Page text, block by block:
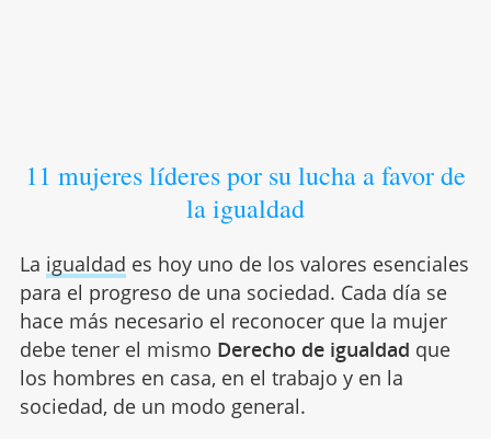
11 mujeres líderes por su lucha a favor de
la igualdad
La igualdad es hoy uno de los valores esenciales
para el progreso de una sociedad. Cada día se
hace más necesario el reconocer que la mujer
debe tener el mismo Derecho de igualdad que
los hombres en casa, en el trabajo y en la
sociedad, de un modo general.